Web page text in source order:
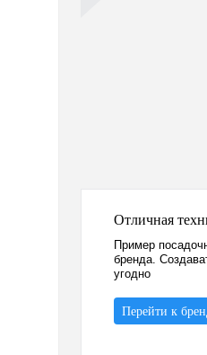
Отличная
Пример
бренда.
угодно
Перейти к